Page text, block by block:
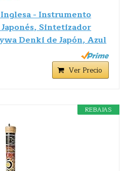
- Instrumento
Sintetizador
Denki de Japón, Azul
Ver Precio
REBAJAS